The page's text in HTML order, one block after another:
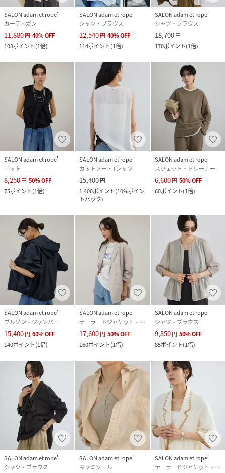
SALON adam et rope'
カーディガン
11,880円 40%OFF
108ポイント(1倍)
SALON adam et rope'
シャツ・ブラウス
12,540円 40%OFF
114ポイント(1倍)
SALON adam et rope'
シャツ・ブラウス
18,700円
170ポイント(1倍)
SALON adam et rope'
ニット
8,250円 50%OFF
75ポイント(1倍)
SALON adam et rope'
カットソー・Tシャツ
15,400円
1,400ポイント(10%ポイン
トバック)
SALON adam et rope'
スウェット・トレーナー
6,600円 50%OFF
60ポイント(1倍)
SALON adam et rope'
ブルゾン・ジャンパー
15,400円 60%OFF
140ポイント(1倍)
SALON adam et rope'
テーラードジャケット・ブレザー
17,600円 50%OFF
160ポイント(1倍)
SALON adam et rope'
シャツ・ブラウス
9,350円 50%OFF
85ポイント(1倍)
SALON adam et rope'
シャツ・ブラウス
SALON adam et rope'
キャミソール
SALON adam et rope'
テーラードジャケット・ブレザー